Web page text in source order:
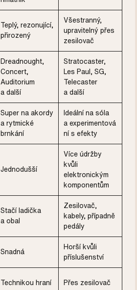
Teplý, rezonující,
přirozený
Všestranný,
upravitelný přes
zesilovač
Dreadnought,
Concert,
Auditorium
a další
Stratocaster,
Les Paul, SG,
Telecaster
a další
Super na akordy
a rytmické
brnkání
Ideální na sóla
a experimentová
ní s efekty
Jednodušší
Více údržby
kvůli
elektronickým
komponentům
Stačí ladička
a obal
Zesilovač,
kabely, případně
pedály
Snadná
Horší kvůli
příslušenství
Technikou hraní Přes zesilovač